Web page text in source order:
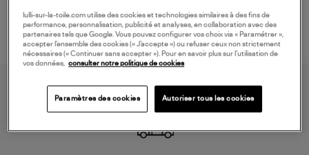
lulli-sur-la-toile.com utilise des cookies et technologies similaires à des fins de
performance, personnalisation, publicité et analyses, en collaboration avec des
partenaires tels que Google. Vous pouvez configurer vos choix via « Paramétrer »,
accepter l’ensemble des cookies (« J’accepte ») ou refuser ceux non strictement
nécessaires (« Continuer sans accepter »). Pour en savoir plus sur l’utilisation de
vos données,
consulter notre politique de cookies
Paramètres des cookies Autoriser tous les cookies